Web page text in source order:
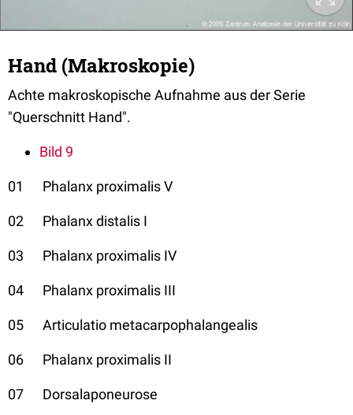
Hand (Makroskopie)
Achte makroskopische Aufnahme aus der Serie
"Querschnitt Hand".
Bild 9
01 Phalanx proximalis V
02 Phalanx distalis I
03 Phalanx proximalis IV
04 Phalanx proximalis III
05 Articulatio metacarpophalangealis
06 Phalanx proximalis II
07 Dorsalaponeurose